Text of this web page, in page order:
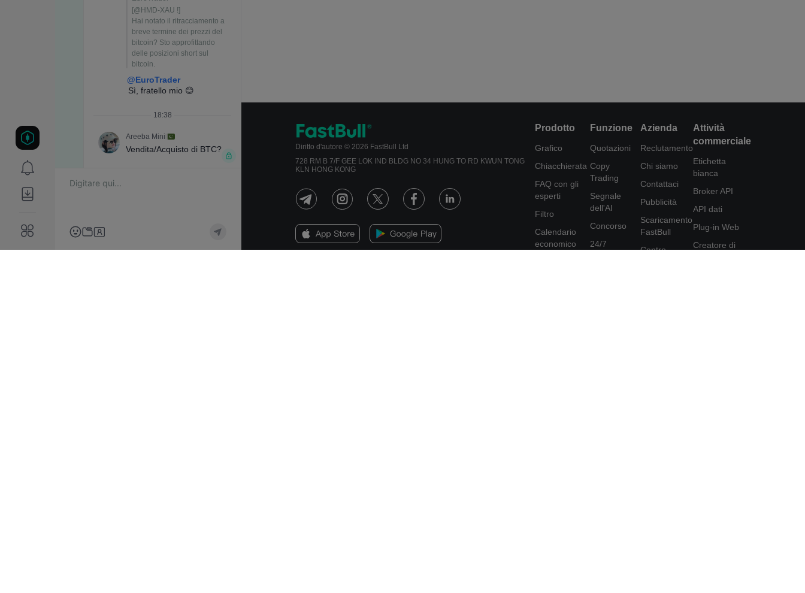
Diritto d'autore © 2026 FastBull Ltd
728 RM B 7/F GEE LOK IND BLDG NO 34 HUNG TO RD KWUN TONG
KLN HONG KONG
Prodotto
Grafico
Chiacchierata
FAQ con gli
esperti
Filtro
Calendario
economico
Funzione
Quotazioni
Copy
Trading
Segnale
dell'AI
Concorso
24/7
Azienda
Reclutamento
Chi siamo
Contattaci
Pubblicità
Scaricamento
FastBull
Centro
Attività
commerciale
Etichetta
bianca
Broker API
API dati
Plug-in Web
Creatore di